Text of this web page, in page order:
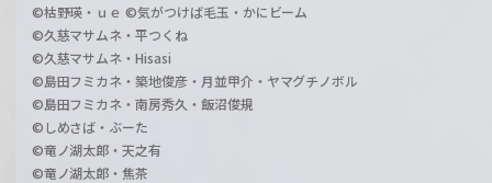
©枯野瑛・ｕｅ ©気がつけば毛玉・かにビーム
©久慈マサムネ・平つくね
©久慈マサムネ・Hisasi
©島田フミカネ・築地俊彦・月並甲介・ヤマグチノボル
©島田フミカネ・南房秀久・飯沼俊規
©しめさば・ぶーた
©竜ノ湖太郎・天之有
©竜ノ湖太郎・焦茶